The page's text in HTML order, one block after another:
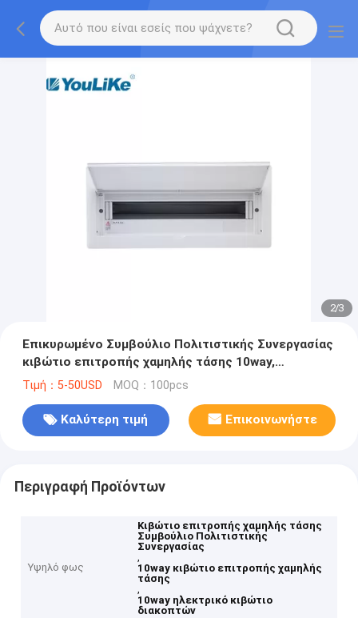
2/3
Επικυρωμένο Συμβούλιο Πολιτιστικής Συνεργασίας
κιβώτιο επιτροπής χαμηλής τάσης 10way,
ηλεκτρικό κιβώτιο διακοπτών
Τιμή：5-50USD MOQ：100pcs
Καλύτερη τιμή Επικοινωνήστε
Περιγραφή Προϊόντων
Υψηλό φως
Κιβώτιο επιτροπής χαμηλής τάσης
Συμβούλιο Πολιτιστικής
Συνεργασίας
,
10way κιβώτιο επιτροπής χαμηλής
τάσης
,
10way ηλεκτρικό κιβώτιο
διακοπτών